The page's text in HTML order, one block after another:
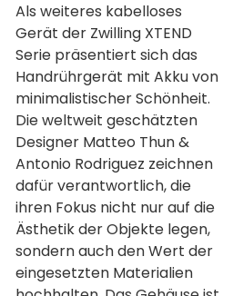
Als weiteres kabelloses
Gerät der Zwilling XTEND
Serie präsentiert sich das
Handrührgerät mit Akku von
minimalistischer Schönheit.
Die weltweit geschätzten
Designer Matteo Thun &
Antonio Rodriguez zeichnen
dafür verantwortlich, die
ihren Fokus nicht nur auf die
Ästhetik der Objekte legen,
sondern auch den Wert der
eingesetzten Materialien